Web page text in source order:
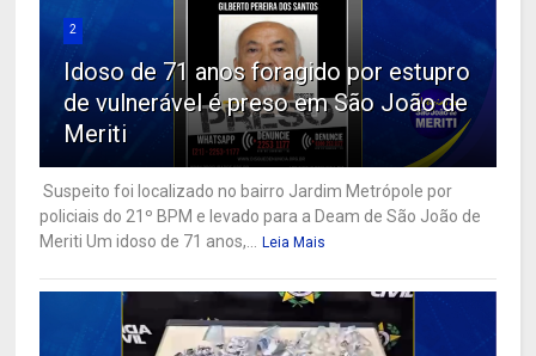
2
Idoso de 71 anos foragido por estupro
de vulnerável é preso em São João de
Meriti
Suspeito foi localizado no bairro Jardim Metrópole por
policiais do 21º BPM e levado para a Deam de São João de
Meriti Um idoso de 71 anos,... Leia Mais